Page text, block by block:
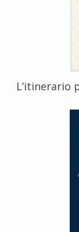
L’itinerario